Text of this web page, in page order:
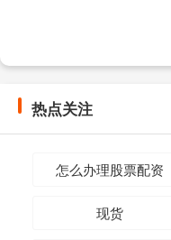
热点关注
怎么办理股票配资
现货